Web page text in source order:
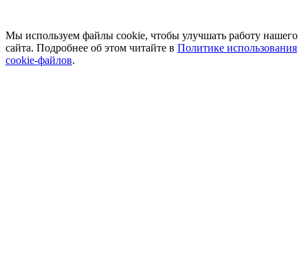
Мы используем файлы cookie, чтобы улучшать работу нашего
сайта. Подробнее об этом читайте в Политике использования
cookie-файлов.